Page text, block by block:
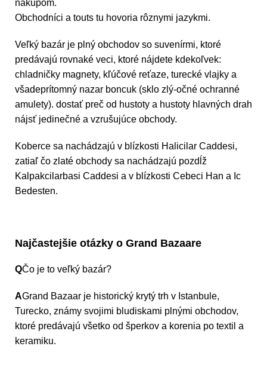
nákupom.
Obchodníci a touts tu hovoria rôznymi jazykmi.
Veľký bazár je plný obchodov so suvenírmi, ktoré
predávajú rovnaké veci, ktoré nájdete kdekoľvek:
chladničky magnety, kľúčové reťaze, turecké vlajky a
všadeprítomný nazar boncuk (sklo zlý-očné ochranné
amulety). dostať preč od hustoty a hustoty hlavných drah
nájsť jedinečné a vzrušujúce obchody.
Koberce sa nachádzajú v blízkosti Halicilar Caddesi,
zatiaľ čo zlaté obchody sa nachádzajú pozdĺž
Kalpakcilarbasi Caddesi a v blízkosti Cebeci Han a Ic
Bedesten.
Najčastejšie otázky o Grand Bazaare
QČo je to veľký bazár?
AGrand Bazaar je historický krytý trh v Istanbule,
Turecko, známy svojimi bludiskami plnými obchodov,
ktoré predávajú všetko od šperkov a korenia po textil a
keramiku.